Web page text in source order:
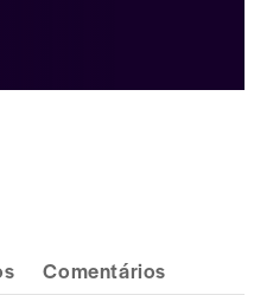
Comentários